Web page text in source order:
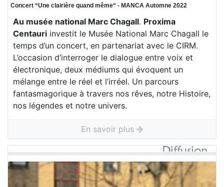
Concert “Une clairière quand même“ - MANCA Automne 2022
Au musée national Marc Chagall. Proxima
Centauri investit le Musée National Marc Chagall le
temps d’un concert, en partenariat avec le CIRM.
L’occasion d’interroger le dialogue entre voix et
électronique, deux médiums qui évoquent un
mélange entre le réel et l’irréel. Un parcours
fantasmagorique à travers nos rêves, notre Histoire,
nos légendes et notre univers.
En savoir plus